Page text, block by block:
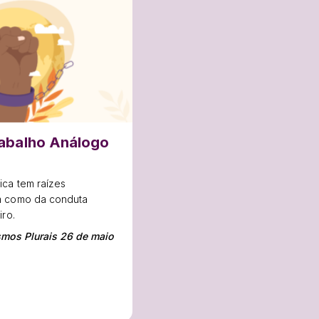
Análogo
tem raízes
como da conduta
Plurais 26 de maio